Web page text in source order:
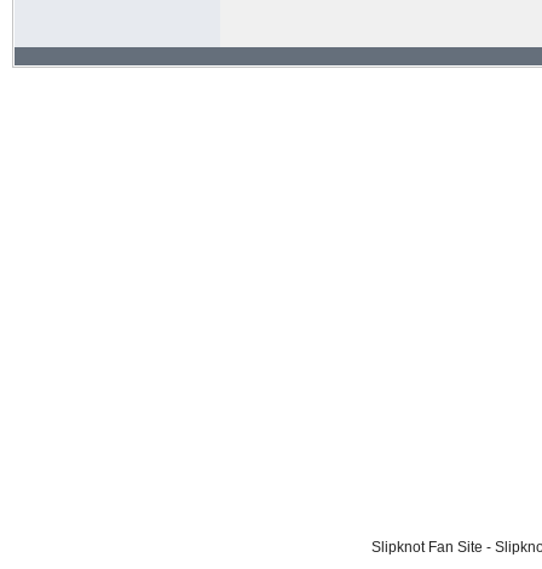
Slipknot Fan Site -